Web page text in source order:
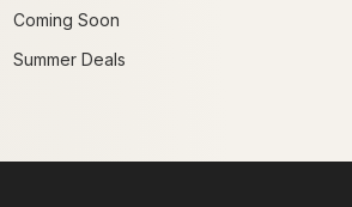
Coming Soon
Summer Deals